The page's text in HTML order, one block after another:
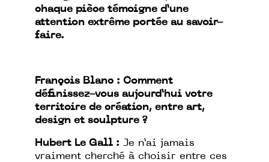
chaque pièce témoigne d’une
attention extrême portée au savoir-
faire.
François Blanc : Comment
définissez-vous aujourd’hui votre
territoire de création, entre art,
design et sculpture ?
Hubert Le Gall : Je n’ai jamais
vraiment cherché à choisir entre ces